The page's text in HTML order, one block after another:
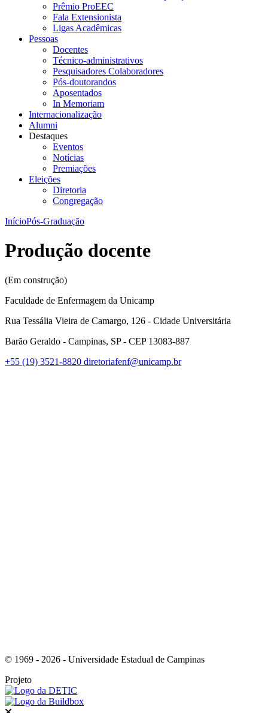
Prêmio ProEEC
Fala Extensionista
Ligas Acadêmicas
Pessoas
Docentes
Técnico-administrativos
Pesquisadores Colaboradores
Pós-doutorandos
Aposentados
In Memoriam
Internacionalização
Alumni
Destaques
Eventos
Notícias
Premiações
Eleições
Diretoria
Congregação
InícioPós-Graduação
Produção docente
(Em construção)
Faculdade de Enfermagem da Unicamp
Rua Tessália Vieira de Camargo, 126 - Cidade Universitária
Barão Geraldo - Campinas, SP - CEP 13083-887
+55 (19) 3521-8820 diretoriafenf@unicamp.br
© 1969 - 2026 - Universidade Estadual de Campinas
Projeto